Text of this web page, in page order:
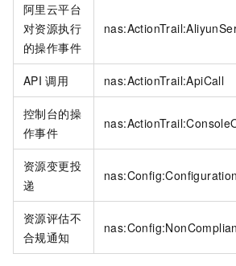
阿里云平台
对资源执行
的操作事件
API 调用 nas:ActionTrail:ApiCall
控制台的操
作事件
资源变更投
递
资源评估不
合规通知